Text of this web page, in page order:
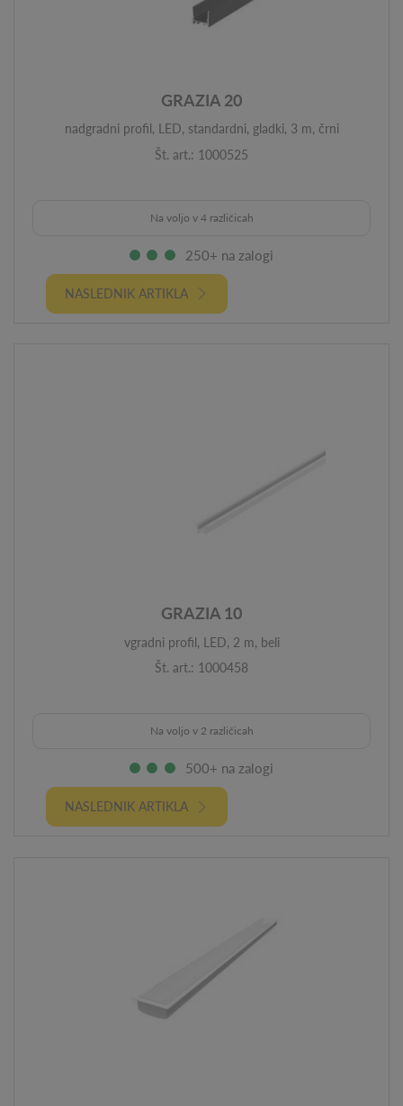
GRAZIA 20
nadgradni profil, LED, standardni, gladki, 3 m, črni
Št. art.: 1000525
Na voljo v 4 različicah
250+ na zalogi
NASLEDNIK ARTIKLA
GRAZIA 10
vgradni profil, LED, 2 m, beli
Št. art.: 1000458
Na voljo v 2 različicah
500+ na zalogi
NASLEDNIK ARTIKLA